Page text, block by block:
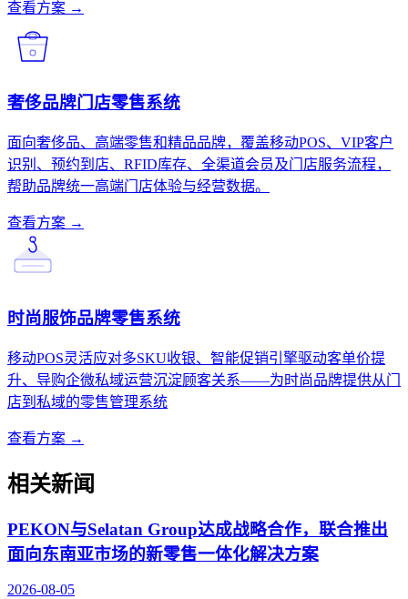
查看方案 →
奢侈品牌门店零售系统
面向奢侈品、高端零售和精品品牌，覆盖移动POS、VIP客户
识别、预约到店、RFID库存、全渠道会员及门店服务流程，
帮助品牌统一高端门店体验与经营数据。
查看方案 →
时尚服饰品牌零售系统
移动POS灵活应对多SKU收银、智能促销引擎驱动客单价提
升、导购企微私域运营沉淀顾客关系——为时尚品牌提供从门
店到私域的零售管理系统
查看方案 →
相关新闻
PEKON与Selatan Group达成战略合作，联合推出
面向东南亚市场的新零售一体化解决方案
2026-08-05